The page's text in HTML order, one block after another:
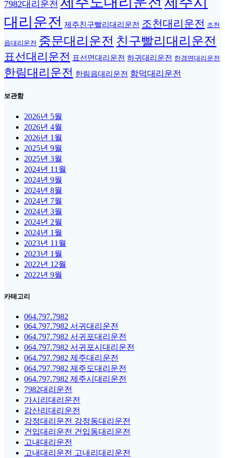
7982대리운전
대리운전 제주친구빨리대리운전 조천대리운전 조천
읍대리운전 중문대리운전 친구빨리대리운전
표선대리운전 표선면대리운전 하귀대리운전 한경면대리운전
한림대리운전 한림읍대리운전 함덕대리운전
보관함
2026년 5월
2026년 4월
2026년 1월
2025년 9월
2025년 3월
2024년 11월
2024년 9월
2024년 8월
2024년 7월
2024년 3월
2024년 2월
2024년 1월
2023년 11월
2023년 1월
2022년 12월
2022년 9월
카테고리
064.797.7982
064.797.7982 서귀대리운전
064.797.7982 서귀포대리운전
064.797.7982 서귀포시대리운전
064.797.7982 제주대리운전
064.797.7982 제주도대리운전
064.797.7982 제주시대리운전
7982대리운전
가시리대리운전
감산리대리운전
강정대리운전 강정동대리운전
건입대리운전 건입동대리운전
고내대리운전
고내대리운전 고내리대리운전